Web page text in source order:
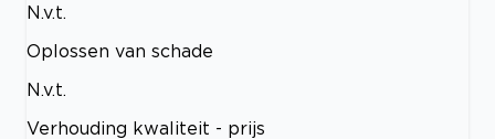
N.v.t.
Oplossen van schade
N.v.t.
Verhouding kwaliteit - prijs